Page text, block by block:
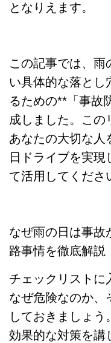
となりえます。
この記事では、雨
い具体的な落とし
るための**「事故
成しました。この
あなたの大切な人
日ドライブを実現
て活用してくださ
なぜ雨の日は事故
路事情を徹底解説
チェックリストに
なぜ危険なのか、
しておきましょう
効果的な対策を講